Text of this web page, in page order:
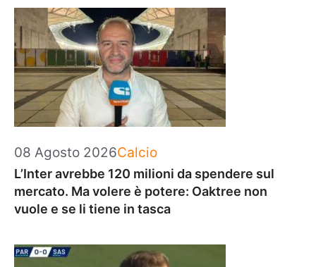
08 Agosto 2026Categorie
Calcio
L’Inter avrebbe 120 milioni da spendere sul
mercato. Ma volere è potere: Oaktree non
vuole e se li tiene in tasca